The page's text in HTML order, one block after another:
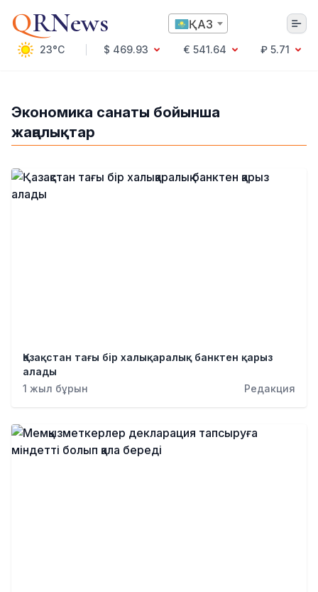
QRNews ҚАЗ
23°C $ 469.93 € 541.64
₽ 5.71
Саясат
Экономика
Экономика санаты бойынша
жаңалықтар
Қазақстан тағы бір халықаралық банктен қарыз
алады
1 жыл бұрын
Редакция